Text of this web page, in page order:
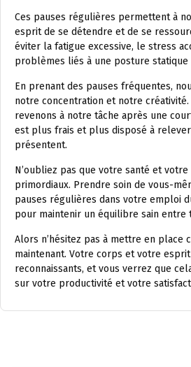
Ces pauses régulières permettent à
esprit de se détendre et de se
éviter la fatigue excessive, le stress
problèmes liés à une posture statique
En prenant des pauses fréquentes,
notre concentration et notre
revenons à notre tâche après une
est plus frais et plus disposé à
présentent.
N’oubliez pas que votre santé et
primordiaux. Prendre soin de vous-
pauses régulières dans votre emploi
pour maintenir un équilibre sain entre
Alors n’hésitez pas à mettre en place
maintenant. Votre corps et votre
reconnaissants, et vous verrez que
sur votre productivité et votre